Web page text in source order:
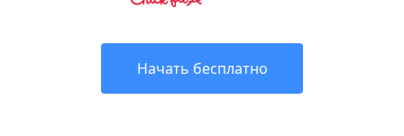
Начать бесплатно